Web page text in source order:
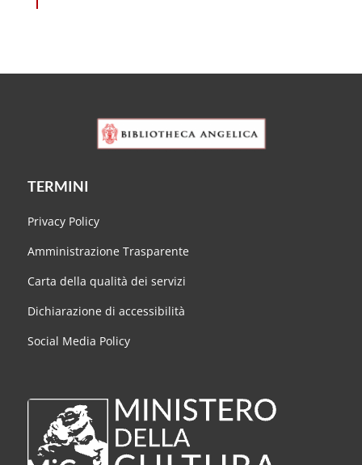
TERMINI
Privacy Policy
Amministrazione Trasparente
Carta della qualità dei servizi
Dichiarazione di accessibilità
Social Media Policy